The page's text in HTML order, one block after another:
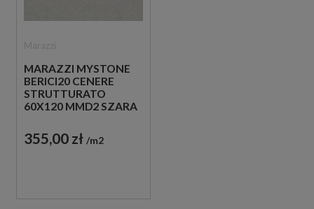
MARAZZI MYSTONE
BERICI20 CENERE
STRUTTURATO
60X120 MMD2 SZARA
20 MM
355,00 zł m2